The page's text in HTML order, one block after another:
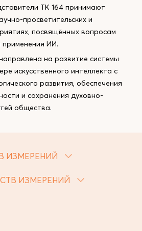
ТК 164 принимают
просветительских и
посвящённых вопросам
применения ИИ.
на развитие системы
искусственного интеллекта с
развития, обеспечения
и сохранения духовно-
общества.
ИЗМЕРЕНИЙ
ИЗМЕРЕНИЙ